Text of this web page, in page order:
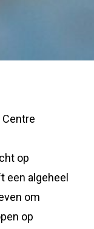
op
een algeheel
om
op